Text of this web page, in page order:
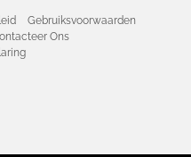
Gebruiksvoorwaarden
Ons